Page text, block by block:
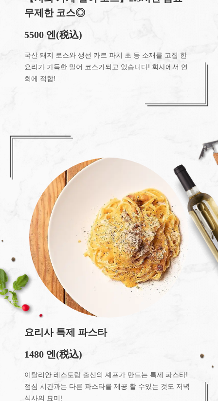
무제한 코스◎
5500 엔 (税込)
국산 돼지 로스와 생선 카르 파치 초 등 소재를 고집 한
요리가 가득한 밀어 코스가되고 있습니다! 회사에서 연
회에 적합!
요리사 특제 파스타
1480 엔 (税込)
이탈리안 레스토랑 출신의 셰프가 만드는 특제 파스타!
점심 시간과는 다른 파스타를 제공 할 수있는 것도 저녁
식사의 묘미!